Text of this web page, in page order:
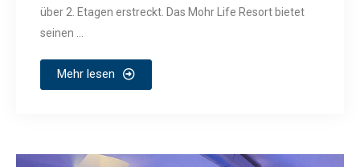
über 2. Etagen erstreckt. Das Mohr Life Resort bietet
seinen ...
Mehr lesen